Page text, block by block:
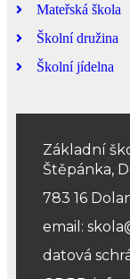
Mateřská škola
Školní družina
Školní jídelna
Základní
Štěpánka,
783 16
email:
datová